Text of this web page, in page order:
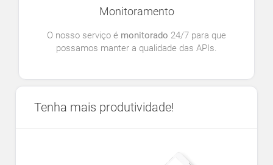
Monitoramento
O nosso serviço é monitorado 24/7 para que
possamos manter a qualidade das APIs.
Tenha mais produtividade!